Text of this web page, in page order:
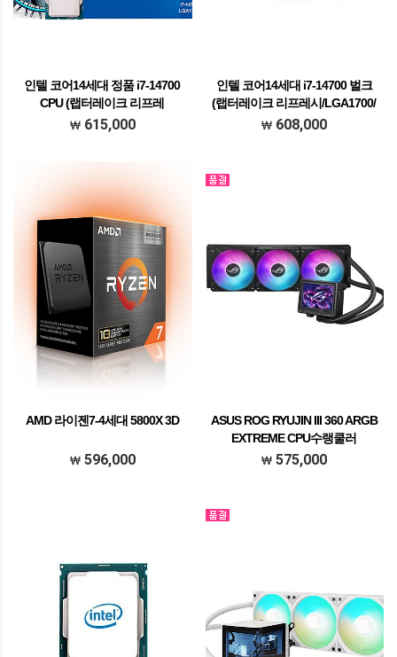
인텔 코어14세대 정품 i7-14700
CPU (랩터레이크 리프레
시/LGA1700/쿨러포함)
615,000
인텔 코어14세대 i7-14700 벌크
(랩터레이크 리프레시/LGA1700/
쿨러미포함)
608,000
AMD 라이젠7-4세대 5800X 3D
596,000
ASUS ROG RYUJIN III 360 ARGB
EXTREME CPU수랭쿨러
575,000